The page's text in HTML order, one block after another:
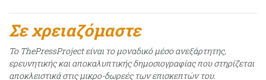
Σε χρειαζόμαστε
Το ThePressProject είναι το μοναδικό μέσο ανεξάρτητης,
ερευνητικής και αποκαλυπτικής δημοσιογραφίας που στηρίζεται
αποκλειστικά στις μικρο-δωρεές των επισκεπτών του.